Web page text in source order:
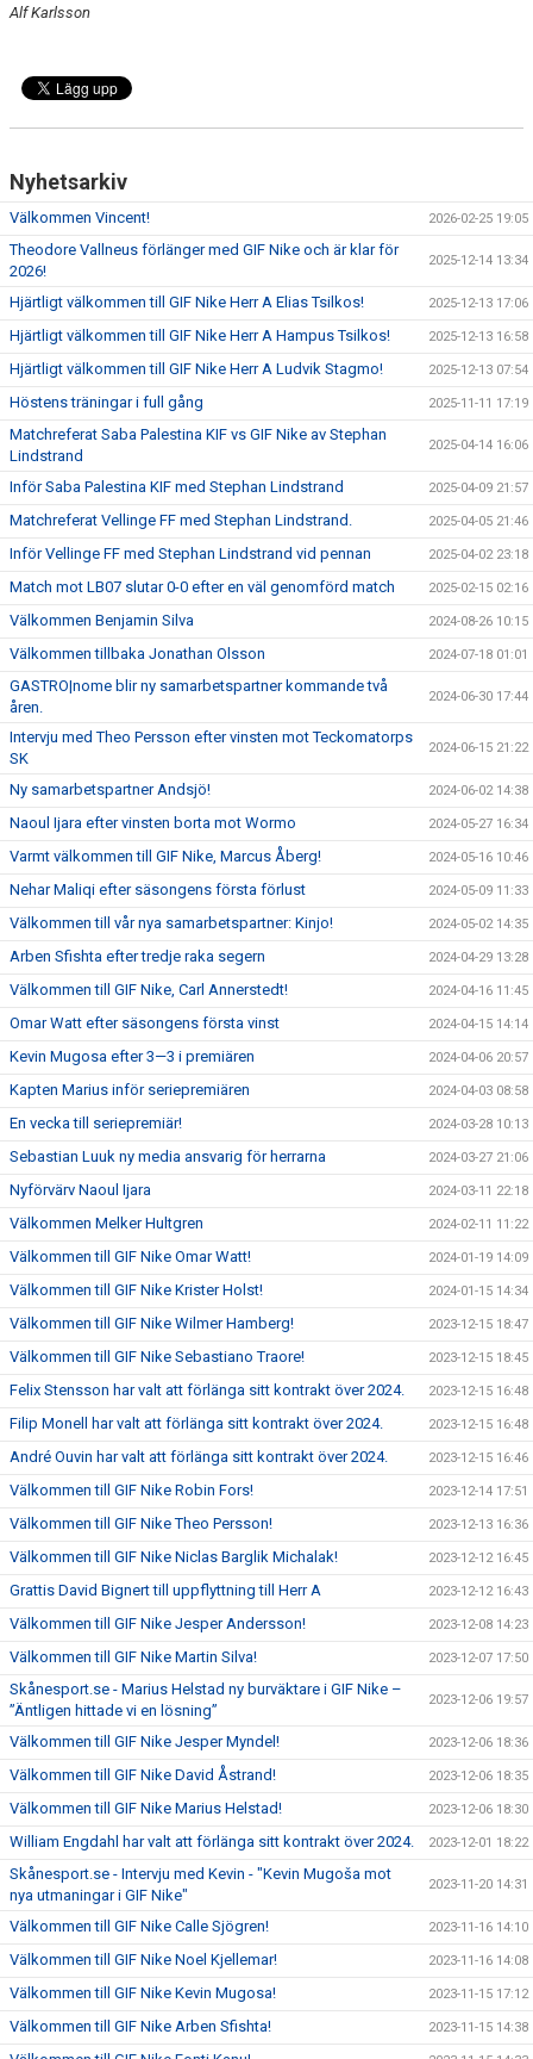
Alf Karlsson
Nyhetsarkiv
Välkommen Vincent! 2026-02-25 19:05
Theodore Vallneus förlänger med GIF Nike och är klar för
2026!
2025-12-14 13:34
Hjärtligt välkommen till GIF Nike Herr A Elias Tsilkos! 2025-12-13 17:06
Hjärtligt välkommen till GIF Nike Herr A Hampus Tsilkos! 2025-12-13 16:58
Hjärtligt välkommen till GIF Nike Herr A Ludvik Stagmo! 2025-12-13 07:54
Höstens träningar i full gång 2025-11-11 17:19
Matchreferat Saba Palestina KIF vs GIF Nike av Stephan
Lindstrand
2025-04-14 16:06
Inför Saba Palestina KIF med Stephan Lindstrand 2025-04-09 21:57
Matchreferat Vellinge FF med Stephan Lindstrand. 2025-04-05 21:46
Inför Vellinge FF med Stephan Lindstrand vid pennan 2025-04-02 23:18
Match mot LB07 slutar 0-0 efter en väl genomförd match 2025-02-15 02:16
Välkommen Benjamin Silva 2024-08-26 10:15
Välkommen tillbaka Jonathan Olsson 2024-07-18 01:01
GASTRO|nome blir ny samarbetspartner kommande två
åren.
2024-06-30 17:44
Intervju med Theo Persson efter vinsten mot Teckomatorps
SK
2024-06-15 21:22
Ny samarbetspartner Andsjö! 2024-06-02 14:38
Naoul Ijara efter vinsten borta mot Wormo 2024-05-27 16:34
Varmt välkommen till GIF Nike, Marcus Åberg! 2024-05-16 10:46
Nehar Maliqi efter säsongens första förlust 2024-05-09 11:33
Välkommen till vår nya samarbetspartner: Kinjo! 2024-05-02 14:35
Arben Sfishta efter tredje raka segern 2024-04-29 13:28
Välkommen till GIF Nike, Carl Annerstedt! 2024-04-16 11:45
Omar Watt efter säsongens första vinst 2024-04-15 14:14
Kevin Mugosa efter 3—3 i premiären 2024-04-06 20:57
Kapten Marius inför seriepremiären 2024-04-03 08:58
En vecka till seriepremiär! 2024-03-28 10:13
Sebastian Luuk ny media ansvarig för herrarna 2024-03-27 21:06
Nyförvärv Naoul Ijara 2024-03-11 22:18
Välkommen Melker Hultgren 2024-02-11 11:22
Välkommen till GIF Nike Omar Watt! 2024-01-19 14:09
Välkommen till GIF Nike Krister Holst! 2024-01-15 14:34
Välkommen till GIF Nike Wilmer Hamberg! 2023-12-15 18:47
Välkommen till GIF Nike Sebastiano Traore! 2023-12-15 18:45
Felix Stensson har valt att förlänga sitt kontrakt över 2024. 2023-12-15 16:48
Filip Monell har valt att förlänga sitt kontrakt över 2024. 2023-12-15 16:48
André Ouvin har valt att förlänga sitt kontrakt över 2024. 2023-12-15 16:46
Välkommen till GIF Nike Robin Fors! 2023-12-14 17:51
Välkommen till GIF Nike Theo Persson! 2023-12-13 16:36
Välkommen till GIF Nike Niclas Barglik Michalak! 2023-12-12 16:45
Grattis David Bignert till uppflyttning till Herr A 2023-12-12 16:43
Välkommen till GIF Nike Jesper Andersson! 2023-12-08 14:23
Välkommen till GIF Nike Martin Silva! 2023-12-07 17:50
Skånesport.se - Marius Helstad ny burväktare i GIF Nike –
”Äntligen hittade vi en lösning”
2023-12-06 19:57
Välkommen till GIF Nike Jesper Myndel! 2023-12-06 18:36
Välkommen till GIF Nike David Åstrand! 2023-12-06 18:35
Välkommen till GIF Nike Marius Helstad! 2023-12-06 18:30
William Engdahl har valt att förlänga sitt kontrakt över 2024. 2023-12-01 18:22
Skånesport.se - Intervju med Kevin - "Kevin Mugoša mot
nya utmaningar i GIF Nike"
2023-11-20 14:31
Välkommen till GIF Nike Calle Sjögren! 2023-11-16 14:10
Välkommen till GIF Nike Noel Kjellemar! 2023-11-16 14:08
Välkommen till GIF Nike Kevin Mugosa! 2023-11-15 17:12
Välkommen till GIF Nike Arben Sfishta! 2023-11-15 14:38